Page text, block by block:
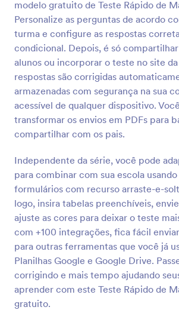
modelo gratuito de Teste Rápido de
Personalize as perguntas de acordo
turma e configure as respostas
condicional. Depois, é só
alunos ou incorporar o teste no site
respostas são corrigidas
armazenadas com segurança na sua
acessível de qualquer dispositivo.
transformar os envios em PDFs para
compartilhar com os pais.
Independente da série, você pode
para combinar com sua escola
formulários com recurso arraste-e-
logo, insira tabelas preenchíveis,
ajuste as cores para deixar o teste
com +100 integrações, fica fácil
para outras ferramentas que você já
Planilhas Google e Google Drive.
corrigindo e mais tempo ajudando
aprender com este Teste Rápido de
gratuito.
Visualizar
Teste Rápido De Matemática
Aplique testes de matemática online e